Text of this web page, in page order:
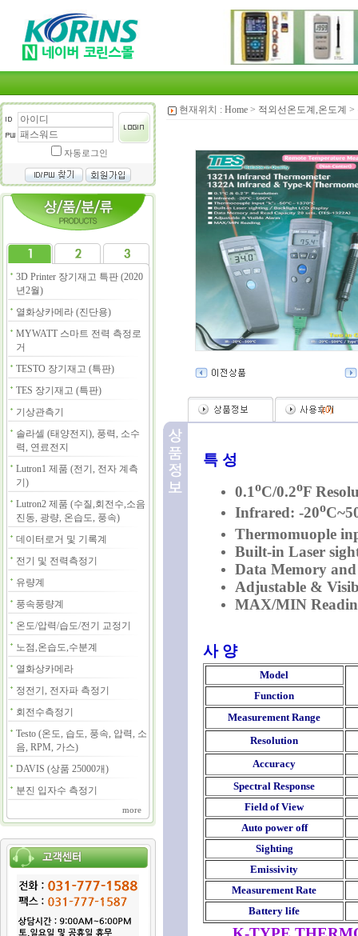
자동로그인
3D Printer 장기재고 특판 (2020
년2월)
열화상카메라 (진단용)
MYWATT 스마트 전력 측정로
거
TESTO 장기재고 (특판)
TES 장기재고 (특판)
기상관측기
솔라셀 (태양전지), 풍력, 소수
력, 연료전지
Lutron1 제품 (전기, 전자 계측
기)
Lutron2 제품 (수질,회전수,소음
진동, 광량, 온습도, 풍속)
데이터로거 및 기록계
전기 및 전력측정기
유량계
풍속풍량계
온도/압력/습도/전기 교정기
노점,온습도,수분계
열화상카메라
정전기, 전자파 측정기
회전수측정기
Testo (온도, 습도, 풍속, 압력, 소
음, RPM, 가스)
DAVIS (상품 25000개)
분진 입자수 측정기
more
현재위치 : Home > 적외선온도계,온도계 >
(0)
특 성
0.1oC/0.2oF
Infrared: -20o
Thermomuople
Built-in Laser
Data Memory and
Adjustable &
MAX/MIN
사 양
Model
Function
Measurement Range
Resolution
Accuracy
Spectral Response
Field of View
Auto power off
Sighting
Emissivity
Measurement Rate
Battery life